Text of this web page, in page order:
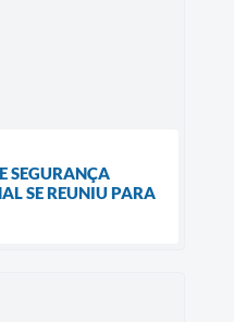
SEGURANÇA
SE REUNIU PARA